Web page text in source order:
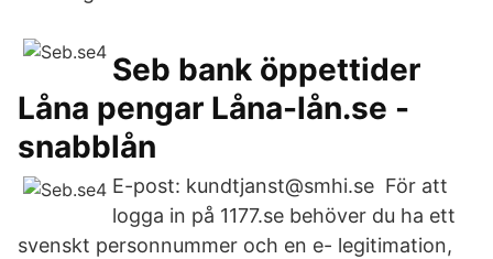
Seb bank öppettider
Låna pengar Låna-lån.se -
snabblån
E-post: kundtjanst@smhi.se För att
logga in på 1177.se behöver du ha ett
svenskt personnummer och en e- legitimation,